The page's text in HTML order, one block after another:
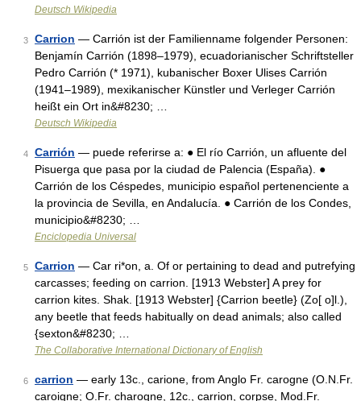
Deutsch Wikipedia
3 Carrion — Carrión ist der Familienname folgender Personen:
Benjamín Carrión (1898–1979), ecuadorianischer Schriftsteller
Pedro Carrión (* 1971), kubanischer Boxer Ulises Carrión
(1941–1989), mexikanischer Künstler und Verleger Carrión
heißt ein Ort in&#8230; …
Deutsch Wikipedia
4 Carrión — puede referirse a: ● El río Carrión, un afluente del
Pisuerga que pasa por la ciudad de Palencia (España). ●
Carrión de los Céspedes, municipio español pertenenciente a
la provincia de Sevilla, en Andalucía. ● Carrión de los Condes,
municipio&#8230; …
Enciclopedia Universal
5 Carrion — Car ri*on, a. Of or pertaining to dead and putrefying
carcasses; feeding on carrion. [1913 Webster] A prey for
carrion kites. Shak. [1913 Webster] {Carrion beetle} (Zo[ o]l.),
any beetle that feeds habitually on dead animals; also called
{sexton&#8230; …
The Collaborative International Dictionary of English
6 carrion — early 13c., carione, from Anglo Fr. carogne (O.N.Fr.
caroigne; O.Fr. charogne, 12c., carrion, corpse, Mod.Fr.